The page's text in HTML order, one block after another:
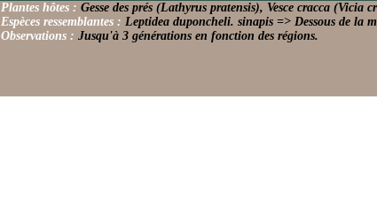
Plantes hôtes : Gesse des prés (Lathyrus pratensis), Vesce cracca
Espèces ressemblantes : Leptidea duponcheli. sinapis => Dessous de la
Observations : Jusqu'à 3 générations en fonction des régions.